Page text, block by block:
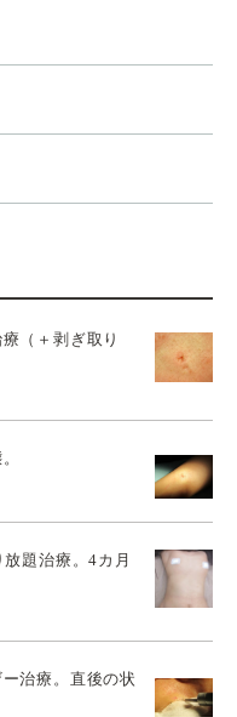
（＋剥ぎ取り
題治療。4カ月
治療。直後の状